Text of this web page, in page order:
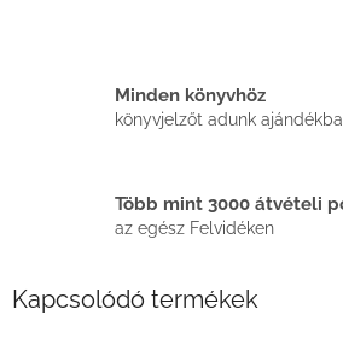
Minden könyvhöz
könyvjelzőt adunk ajándékba
Több mint 3000 átvételi
az egész Felvidéken
Kapcsolódó termékek